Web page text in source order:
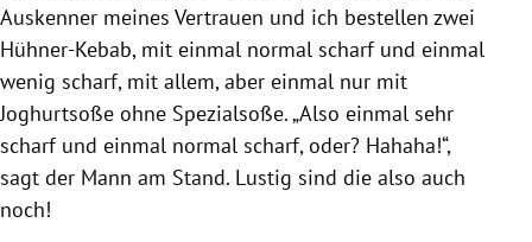
Untermenü
Untermenü
Auskenner meines Vertrauen und ich bestellen zwei
Hühner-Kebab, mit einmal normal scharf und einmal
wenig scharf, mit allem, aber einmal nur mit
Joghurtsoße ohne Spezialsoße. „Also einmal sehr
scharf und einmal normal scharf, oder? Hahaha!“,
sagt der Mann am Stand. Lustig sind die also auch
noch!